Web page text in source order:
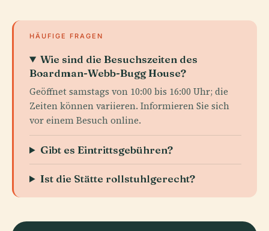
HÄUFIGE FRAGEN
Wie sind die Besuchszeiten des
Boardman-Webb-Bugg House?
Geöffnet samstags von 10:00 bis 16:00 Uhr; die
Zeiten können variieren. Informieren Sie sich
vor einem Besuch online.
Gibt es Eintrittsgebühren?
Ist die Stätte rollstuhlgerecht?